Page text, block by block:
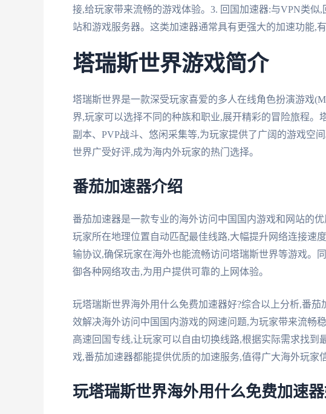
接,给玩家带来流畅的游戏体验。3. 回国加速器:与VPN类似
站和游戏服务器。这类加速器通常具有更强大的加速功能,
塔瑞斯世界游戏简介
塔瑞斯世界是一款深受玩家喜爱的多人在线角色扮演游戏
界,玩家可以选择不同的种族和职业,展开精彩的冒险旅程。
副本、PVP战斗、悠闲采集等,为玩家提供了广阔的游戏空
世界广受好评,成为海内外玩家的热门选择。
番茄加速器介绍
番茄加速器是一款专业的海外访问中国国内游戏和网站的
玩家所在地理位置自动匹配最佳线路,大幅提升网络连接速
输协议,确保玩家在海外也能流畅访问塔瑞斯世界等游戏。
御各种网络攻击,为用户提供可靠的上网体验。
玩塔瑞斯世界海外用什么免费加速器好?综合以上分析,番
效解决海外访问中国国内游戏的网速问题,为玩家带来流畅
高速回国专线,让玩家可以自由切换线路,根据实际需求找
戏,番茄加速器都能提供优质的加速服务,值得广大海外玩家
玩塔瑞斯世界海外用什么免费加速器